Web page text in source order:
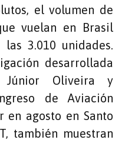
el volumen de
vuelan en Brasil
3.010 unidades.
desarrollada
Oliveira y
de Aviación
en agosto en Santo
también muestran